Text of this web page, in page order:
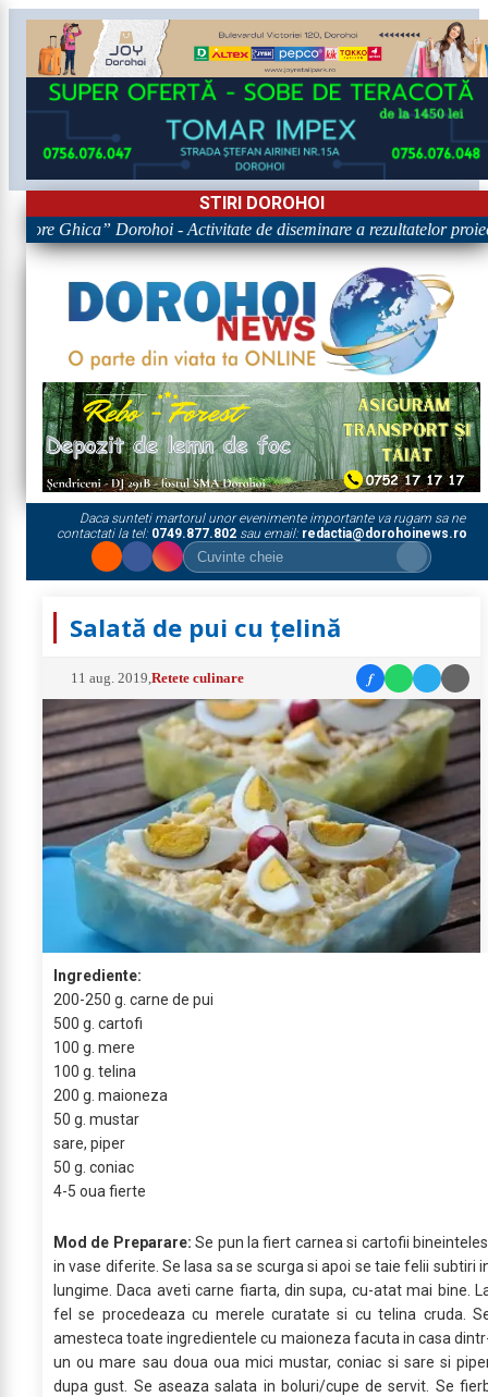
STIRI DOROHOI
Ghica” Dorohoi - Activitate de diseminare a rezultatelor
Daca sunteti martorul unor evenimente importante va rugam sa ne
contactati la tel: 0749.877.802sau email: redactia@dorohoinews.ro
Salată de pui cu țelină
11 aug. 2019 ,Retete culinare f
Ingrediente:
200-250 g. carne de pui
500 g. cartofi
100 g. mere
100 g. telina
200 g. maioneza
50 g. mustar
sare, piper
50 g. coniac
4-5 oua fierte
Mod de Preparare:Se pun la fiert carnea si cartofii
in vase diferite. Se lasa sa se scurga si apoi se taie felii subtiri
lungime. Daca aveti carne fiarta, din supa, cu-atat mai bine.
fel se procedeaza cu merele curatate si cu telina cruda.
amesteca toate ingredientele cu maioneza facuta in casa
un ou mare sau doua oua mici mustar, coniac si sare si
dupa gust. Se aseaza salata in boluri/cupe de servit. Se